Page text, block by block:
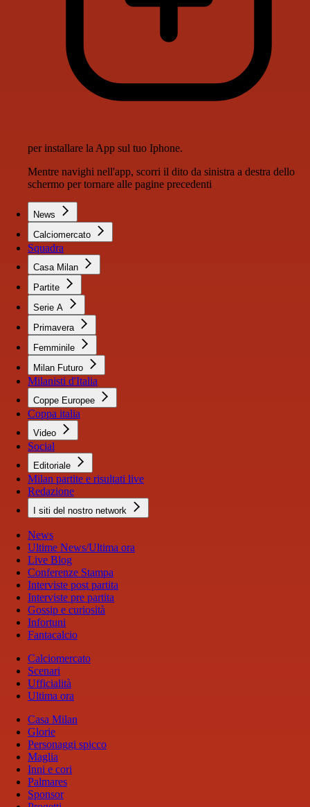
per installare la App sul tuo Iphone.
Mentre navighi nell'app, scorri il dito da sinistra a destra dello
schermo per tornare alle pagine precedenti
News
Calciomercato
Squadra
Casa Milan
Partite
Serie A
Primavera
Femminile
Milan Futuro
Milanisti d'Italia
Coppe Europee
Coppa italia
Video
Social
Editoriale
Milan partite e risultati live
Redazione
I siti del nostro network
News
Ultime News/Ultima ora
Live Blog
Conferenze Stampa
Interviste post partita
Interviste pre partita
Gossip e curiosità
Infortuni
Fantacalcio
Calciomercato
Scenari
Ufficialità
Ultima ora
Casa Milan
Glorie
Personaggi spicco
Maglia
Inni e cori
Palmares
Sponsor